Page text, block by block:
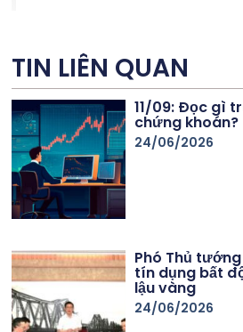
TIN LIÊN QUAN
11/09: Đọc gì
chứng khoán?
24/06/2026
Phó Thủ
tín dụng bất
lậu vàng
24/06/2026